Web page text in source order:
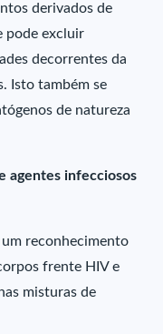
derivados de
pode excluir
decorrentes da
Isto também se
de natureza
agentes infecciosos
um reconhecimento
frente HIV e
misturas de